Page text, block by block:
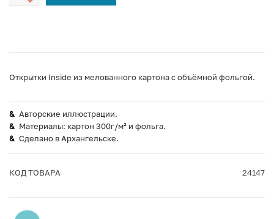
Открытки Inside из мелованного картона с объёмной фольгой.
Авторские иллюстрации.
Материалы: картон 300г/м² и фольга.
Сделано в Архангельске.
КОД ТОВАРА 24147